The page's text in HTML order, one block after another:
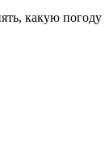
какую